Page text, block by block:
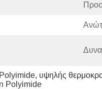
, υψηλής
Polyimide